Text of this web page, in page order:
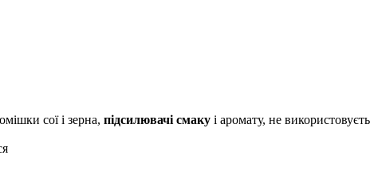
сої і зерна, підсилювачі смаку і аромату, не